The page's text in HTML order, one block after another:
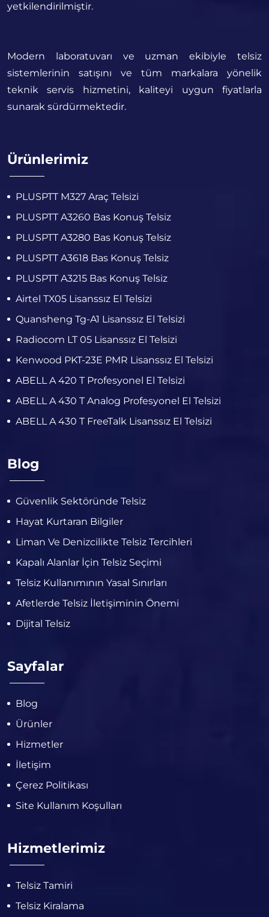
yetkilendirilmiştir.
Modern laboratuvarı ve uzman ekibiyle telsiz
sistemlerinin satışını ve tüm markalara yönelik
teknik servis hizmetini, kaliteyi uygun fiyatlarla
sunarak sürdürmektedir.
Ürünlerimiz
PLUSPTT M327 Araç Telsizi
PLUSPTT A3260 Bas Konuş Telsiz
PLUSPTT A3280 Bas Konuş Telsiz
PLUSPTT A3618 Bas Konuş Telsiz
PLUSPTT A3215 Bas Konuş Telsiz
Airtel TX05 Lisanssız El Telsizi
Quansheng Tg-A1 Lisanssız El Telsizi
Radiocom LT 05 Lisanssız El Telsizi
Kenwood PKT-23E PMR Lisanssız El Telsizi
ABELL A 420 T Profesyonel El Telsizi
ABELL A 430 T Analog Profesyonel El Telsizi
ABELL A 430 T FreeTalk Lisanssız El Telsizi
Blog
Güvenlik Sektöründe Telsiz
Hayat Kurtaran Bilgiler
Liman Ve Denizcilikte Telsiz Tercihleri
Kapalı Alanlar İçin Telsiz Seçimi
Telsiz Kullanımının Yasal Sınırları
Afetlerde Telsiz İletişiminin Önemi
Dijital Telsiz
Sayfalar
Blog
Ürünler
Hizmetler
İletişim
Çerez Politikası
Site Kullanım Koşulları
Hizmetlerimiz
Telsiz Tamiri
Telsiz Kiralama